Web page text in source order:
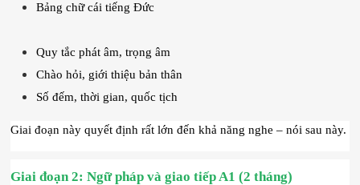
Bảng chữ cái tiếng Đức
Quy tắc phát âm, trọng âm
Chào hỏi, giới thiệu bản thân
Số đếm, thời gian, quốc tịch
Giai đoạn này quyết định rất lớn đến khả năng nghe – nói sau này.
Giai đoạn 2: Ngữ pháp và giao tiếp A1 (2 tháng)